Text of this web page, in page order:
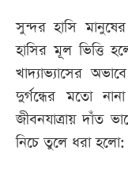
সব
বিভাগ
ছবি
ভিডিও
সুন্দর হাসি
হাসির মূল ভিত্তি
খাদ্যাভ্যাসের
দুর্গন্ধের মতো
জীবনযাত্রায় দাঁত
নিচে তুলে ধরা হলো: